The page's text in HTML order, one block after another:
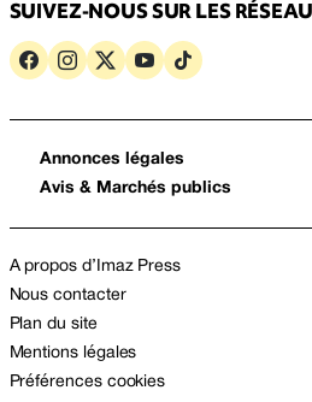
SUIVEZ-NOUS SUR LES
Annonces légales
Avis & Marchés publics
A propos d’Imaz Press
Nous contacter
Plan du site
Mentions légales
Préférences cookies